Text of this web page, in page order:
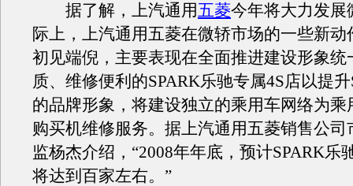
据了解，上汽通用五菱今年将大力发展
际上，上汽通用五菱在微轿市场的一些新动
初见端倪，主要表现在全面推进建设形象统
质、维修便利的SPARK乐驰专属4S店以提
的品牌形象，将建设独立的乘用车网络为乘
购买机维修服务。据上汽通用五菱销售公司
监杨杰介绍，“2008年年底，预计SPARK乐
将达到百家左右。”